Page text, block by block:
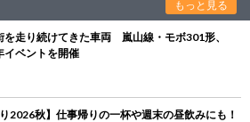
もっと見る
を走り続けてきた車両 嵐山線・モボ301形、
イベントを開催
2026秋】仕事帰りの一杯や週末の昼飲みにも！